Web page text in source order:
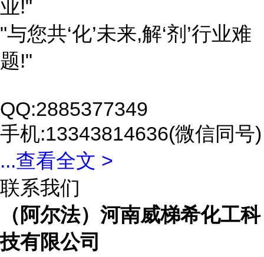
业!"
"与您共‘化’未来,解‘剂’行业难
题!"
QQ:2885377349
手机:13343814636(微信同号)
...查看全文 >
联系我们
（阿尔法）河南威梯希化工科
技有限公司